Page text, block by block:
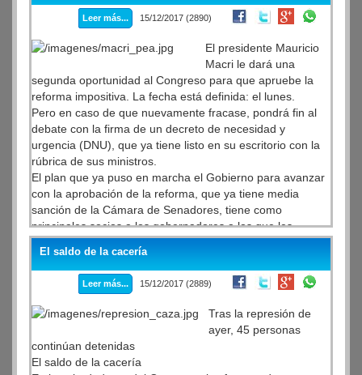
Justicialista, José Luis Gioja, dijo que ese bono “es más
de lo mismo” y lo calificó como "un cuento".
Leer más... 15/12/2017 (2890)
El presidente Mauricio
Macri le dará una
segunda oportunidad al Congreso para que apruebe la
reforma impositiva. La fecha está definida: el lunes.
Pero en caso de que nuevamente fracase, pondrá fin al
debate con la firma de un decreto de necesidad y
urgencia (DNU), que ya tiene listo en su escritorio con la
rúbrica de sus ministros.
El plan que ya puso en marcha el Gobierno para avanzar
con la aprobación de la reforma, que ya tiene media
sanción de la Cámara de Senadores, tiene como
principales socios a los gobernadores a los que les
pedirán un respaldo público para la propuesta. Hoy, cerca
de las 13, en la Casa Rosada, el jefe de Gabinete, Marcos
Peña , y el ministro del Interior, Rogelio Frigerio , se
reunirán con varios gobernadores para ajustar los
detalles.
El saldo de la cacería
Leer más... 15/12/2017 (2889)
Tras la represión de
ayer, 45 personas
continúan detenidas
El saldo de la cacería